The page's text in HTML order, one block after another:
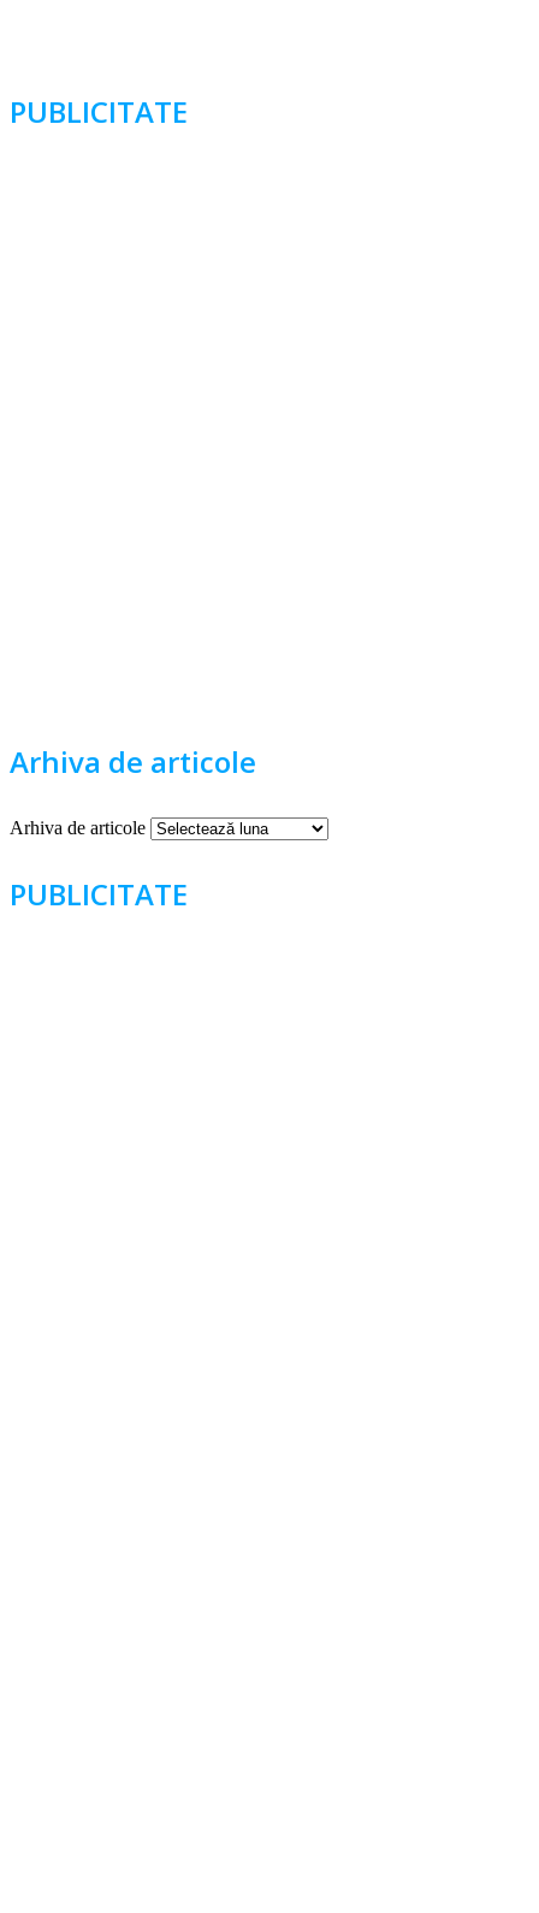
PUBLICITATE
Arhiva de articole
Arhiva de articole
PUBLICITATE